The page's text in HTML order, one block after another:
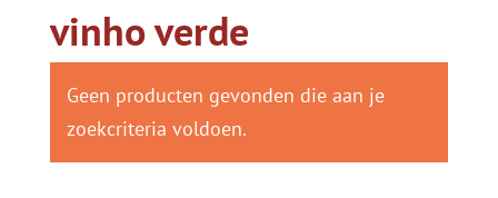
vinho verde
Geen producten gevonden die aan je
zoekcriteria voldoen.